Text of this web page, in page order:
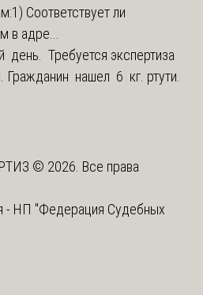
Соответствует ли
в адре...
день. Требуется экспертиза
Гражданин нашел 6 кг. ртути.
© 2026. Все права
- НП "Федерация Судебных